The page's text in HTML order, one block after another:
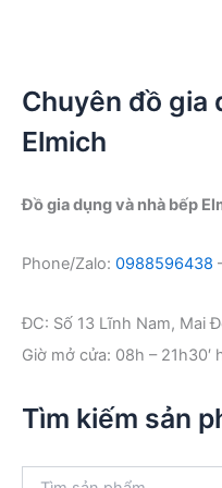
Chuyên đồ gia
Elmich
Đồ gia dụng và nhà bếp
Phone/Zalo: 0988596438
ĐC: Số 13 Lĩnh Nam, Mai
Giờ mở cửa: 08h – 21h30′
Tìm kiếm sản